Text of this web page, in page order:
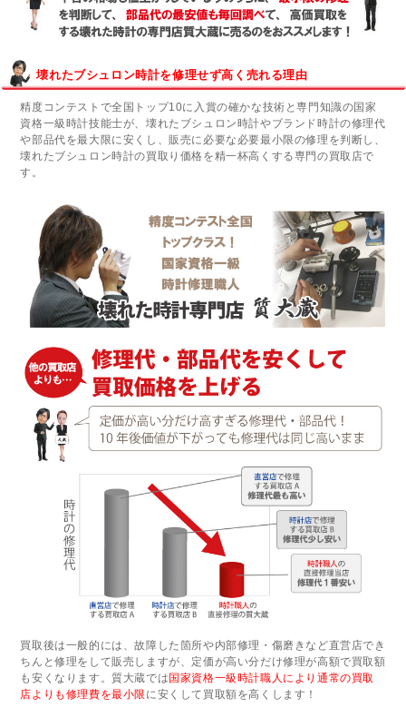
壊れたブシュロン時計を修理せず高く売れる理由
精度コンテストで全国トップ10に入賞の確かな技術と専門知識の国家
資格一級時計技能士が、壊れたブシュロン時計やブランド時計の修理代
や部品代を最大限に安くし、販売に必要な必要最小限の修理を判断し、
壊れたブシュロン時計の買取り価格を精一杯高くする専門の買取店で
す。
買取後は一般的には、故障した箇所や内部修理・傷磨きなど直営店でき
ちんと修理をして販売しますが、定価が高い分だけ修理が高額で買取額
も安くなります。質大蔵では国家資格一級時計職人により通常の買取
店よりも修理費を最小限 に安くして買取額を高くします！